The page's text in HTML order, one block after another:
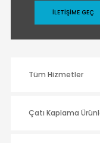
İLETIŞIME GEÇ
Tüm Hizmetler
Çatı Kaplama